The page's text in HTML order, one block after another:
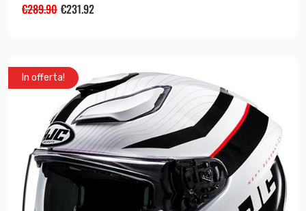
€289.90 €231.92
In offerta!